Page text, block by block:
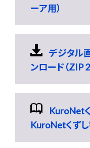
ーア用）
デジタル
ンロード（ZIP
KuroNet
KuroNetくず